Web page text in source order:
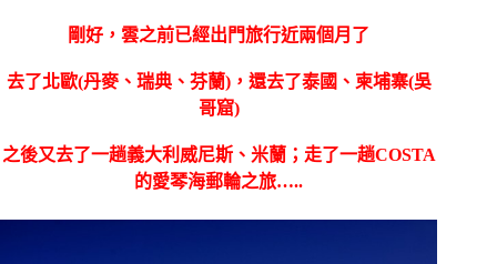
剛好，雲之前已經出門旅行近兩個月了
去了北歐(丹麥、瑞典、芬蘭)，還去了泰國、柬埔寨(吳
哥窟)
之後又去了一趟義大利威尼斯、米蘭；走了一趟COSTA
的愛琴海郵輪之旅…..